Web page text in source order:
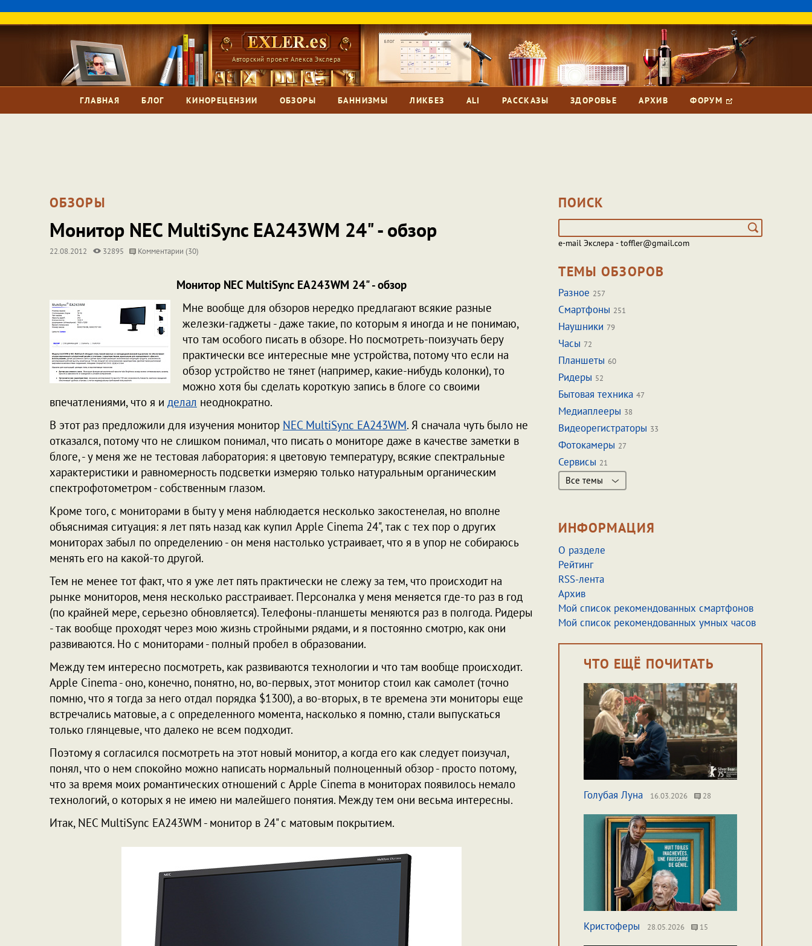
Авторский проект Алекса Экслера
ГЛАВНАЯ БЛОГ КИНОРЕЦЕНЗИИ ОБЗОРЫ БАННИЗМЫ ЛИКБЕЗ ALI РАССКАЗЫ ЗДОРОВЬЕ АРХИВ ФОРУМ
ОБЗОРЫ
Монитор NEC MultiSync EA243WM 24" - обзор
22.08.2012 32895 Комментарии (30)
Монитор NEC MultiSync EA243WM 24" - обзор
Мне вообще для обзоров нередко предлагают всякие разные
железки-гаджеты - даже такие, по которым я иногда и не понимаю,
что там особого писать в обзоре. Но посмотреть-поизучать беру
практически все интересные мне устройства, потому что если на
обзор устройство не тянет (например, какие-нибудь колонки), то
можно хотя бы сделать короткую запись в блоге со своими
впечатлениями, что я и делал неоднократно.
В этот раз предложили для изучения монитор NEC MultiSync EA243WM. Я сначала чуть было не
отказался, потому что не слишком понимал, что писать о мониторе даже в качестве заметки в
блоге, - у меня же не тестовая лаборатория: я цветовую температуру, всякие спектральные
характеристики и равномерность подсветки измеряю только натуральным органическим
спектрофотометром - собственным глазом.
Кроме того, с мониторами в быту у меня наблюдается несколько закостенелая, но вполне
объяснимая ситуация: я лет пять назад как купил Apple Cinema 24", так с тех пор о других
мониторах забыл по определению - он меня настолько устраивает, что я в упор не собираюсь
менять его на какой-то другой.
Тем не менее тот факт, что я уже лет пять практически не слежу за тем, что происходит на
рынке мониторов, меня несколько расстраивает. Персоналка у меня меняется где-то раз в год
(по крайней мере, серьезно обновляется). Телефоны-планшеты меняются раз в полгода. Ридеры
- так вообще проходят через мою жизнь стройными рядами, и я постоянно смотрю, как они
развиваются. Но с мониторами - полный пробел в образовании.
Между тем интересно посмотреть, как развиваются технологии и что там вообще происходит.
Apple Cinema - оно, конечно, понятно, но, во-первых, этот монитор стоил как самолет (точно
помню, что я тогда за него отдал порядка $1300), а во-вторых, в те времена эти мониторы еще
встречались матовые, а с определенного момента, насколько я помню, стали выпускаться
только глянцевые, что далеко не всем подходит.
Поэтому я согласился посмотреть на этот новый монитор, а когда его как следует поизучал,
понял, что о нем спокойно можно написать нормальный полноценный обзор - просто потому,
что за время моих романтических отношений с Apple Cinema в мониторах появилось немало
технологий, о которых я не имею ни малейшего понятия. Между тем они весьма интересны.
Итак, NEC MultiSync EA243WM - монитор в 24" с матовым покрытием.
ПОИСК
e-mail Экслера - toffler@gmail.com
ТЕМЫ ОБЗОРОВ
Разное 257
Смартфоны 251
Наушники 79
Часы 72
Планшеты 60
Ридеры 52
Бытовая техника 47
Медиаплееры 38
Видеорегистраторы 33
Фотокамеры 27
Сервисы 21
Все темы
ИНФОРМАЦИЯ
О разделе
Рейтинг
RSS-лента
Архив
Мой список рекомендованных смартфонов
Мой список рекомендованных умных часов
ЧТО ЕЩЁ ПОЧИТАТЬ
Голубая Луна 16.03.2026 28
Кристоферы 28.05.2026 15